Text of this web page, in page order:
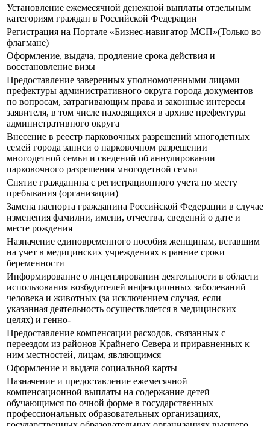
Установление ежемесячной денежной выплаты отдельным
категориям граждан в Российской Федерации
Регистрация на Портале «Бизнес-навигатор МСП»(Только во
флагмане)
Оформление, выдача, продление срока действия и
восстановление визы
Предоставление заверенных уполномоченными лицами
префектуры административного округа города документов
по вопросам, затрагивающим права и законные интересы
заявителя, в том числе находящихся в архиве префектуры
административного округа
Внесение в реестр парковочных разрешений многодетных
семей города записи о парковочном разрешении
многодетной семьи и сведений об аннулировании
парковочного разрешения многодетной семьи
Снятие гражданина с регистрационного учета по месту
пребывания (организации)
Замена паспорта гражданина Российской Федерации в случае
изменения фамилии, имени, отчества, сведений о дате и
месте рождения
Назначение единовременного пособия женщинам, вставшим
на учет в медицинских учреждениях в ранние сроки
беременности
Информирование о лицензировании деятельности в области
использования возбудителей инфекционных заболеваний
человека и животных (за исключением случая, если
указанная деятельность осуществляется в медицинских
целях) и генно-
Предоставление компенсации расходов, связанных с
переездом из районов Крайнего Севера и приравненных к
ним местностей, лицам, являющимся
Оформление и выдача социальной карты
Назначение и предоставление ежемесячной
компенсационной выплаты на содержание детей
обучающимся по очной форме в государственных
профессиональных образовательных организациях,